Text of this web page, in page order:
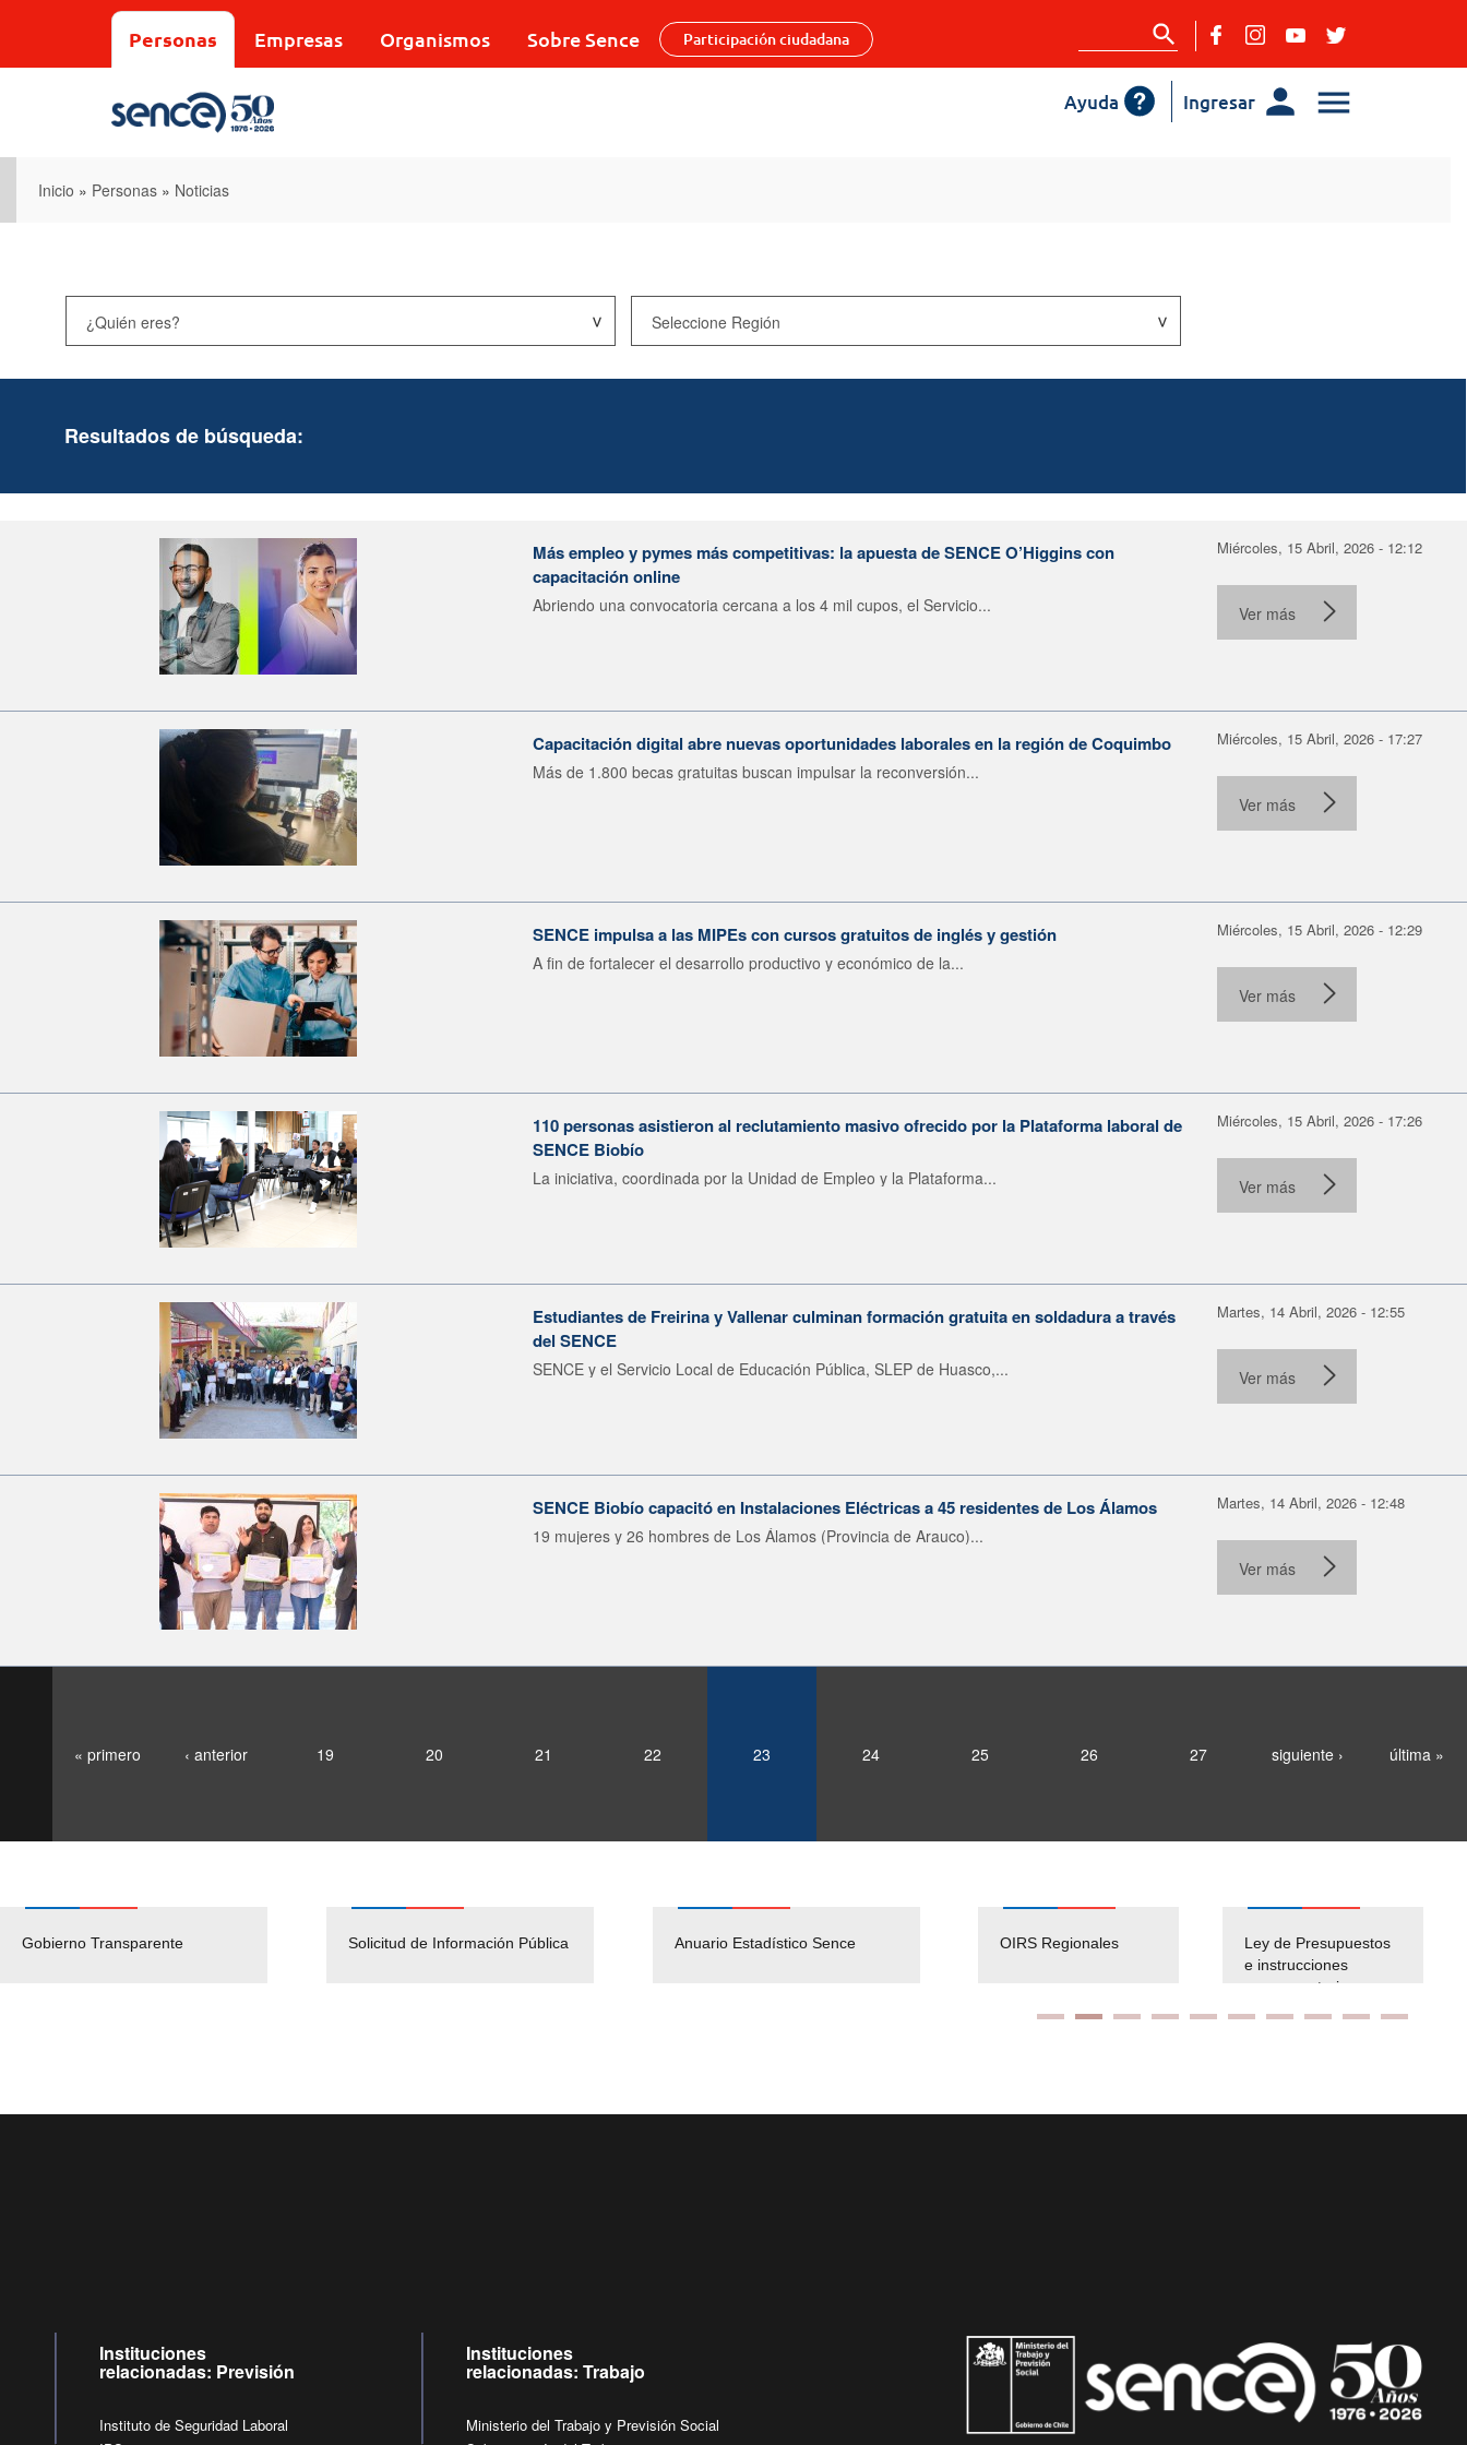
Personas Empresas Organismos Sobre Sence Participación ciudadana
Ingresar
Ayuda
Inicio » Personas » Noticias
Resultados de búsqueda:
Más empleo y pymes más competitivas: la apuesta de SENCE O’Higgins con
capacitación online
Abriendo una convocatoria cercana a los 4 mil cupos, el Servicio...
Miércoles, 15 Abril, 2026 - 12:12
Ver más
Capacitación digital abre nuevas oportunidades laborales en la región de Coquimbo
Más de 1.800 becas gratuitas buscan impulsar la reconversión...
Miércoles, 15 Abril, 2026 - 17:27
Ver más
SENCE impulsa a las MIPEs con cursos gratuitos de inglés y gestión
A fin de fortalecer el desarrollo productivo y económico de la...
Miércoles, 15 Abril, 2026 - 12:29
Ver más
110 personas asistieron al reclutamiento masivo ofrecido por la Plataforma laboral de
SENCE Biobío
La iniciativa, coordinada por la Unidad de Empleo y la Plataforma...
Miércoles, 15 Abril, 2026 - 17:26
Ver más
Estudiantes de Freirina y Vallenar culminan formación gratuita en soldadura a través
del SENCE
SENCE y el Servicio Local de Educación Pública, SLEP de Huasco,...
Martes, 14 Abril, 2026 - 12:55
Ver más
SENCE Biobío capacitó en Instalaciones Eléctricas a 45 residentes de Los Álamos
19 mujeres y 26 hombres de Los Álamos (Provincia de Arauco)...
Martes, 14 Abril, 2026 - 12:48
Ver más
« primero ‹ anterior 19 20 21 22 23 24 25 26 27 siguiente › última »
Gobierno Transparente Solicitud de Información Pública Anuario Estadístico Sence
Pago Proveedores
Empleos Públicos
Solicitud Audiencias y
OIRS Regionales
Ley de Presupuestos
e instrucciones
presuspuetarias
Instituciones
relacionadas: Previsión
Instituto de Seguridad Laboral
Instituciones
relacionadas: Trabajo
Ministerio del Trabajo y Previsión Social